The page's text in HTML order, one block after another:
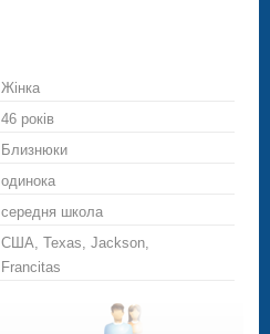
Жінка
46 років
Близнюки
одинока
середня школа
США, Texas, Jackson,
Francitas